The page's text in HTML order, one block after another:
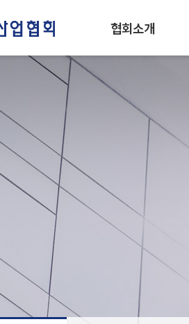
협회소개
설립목적/연혁
IT서비스산업 경쟁력 강화
IT서비스 정책기획협의회